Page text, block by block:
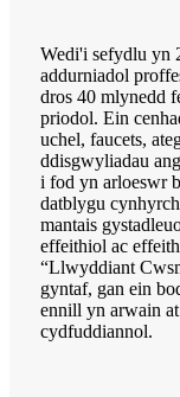
Wedi'i sefydlu yn
addurniadol
dros 40 mlynedd
priodol. Ein
uchel, faucets,
ddisgwyliadau
i fod yn arloeswr
datblygu
mantais
effeithiol ac
“Llwyddiant
gyntaf, gan ein
ennill yn arwain
cydfuddiannol.